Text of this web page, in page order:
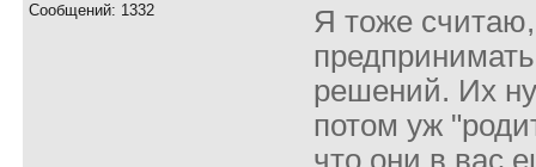
Сообщений: 1332
Я тоже
решений. Их
потом уж
что они в вас